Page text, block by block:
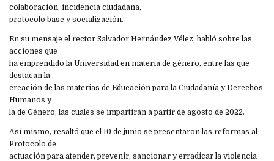
colaboración, incidencia ciudadana,
protocolo base y socialización.
En su mensaje el rector Salvador Hernández Vélez, habló sobre las
acciones que
ha emprendido la Universidad en materia de género, entre las que
destacan la
creación de las materias de Educación para la Ciudadanía y Derechos
Humanos y
la de Género, las cuales se impartirán a partir de agosto de 2022.
Así mismo, resaltó que el 10 de junio se presentaron las reformas al
Protocolo de
actuación para atender, prevenir, sancionar y erradicar la violencia